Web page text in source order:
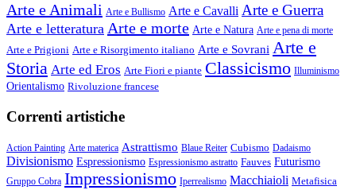
Arte e Animali Arte e Bullismo Arte e Cavalli Arte e Guerra
Arte e letteratura Arte e morte Arte e Natura Arte e pena di morte
Arte e Prigioni Arte e Risorgimento italiano Arte e Sovrani Arte e
Storia Arte ed Eros Arte Fiori e piante Classicismo Illuminismo
Orientalismo Rivoluzione francese
Correnti artistiche
Action Painting Arte materica Astrattismo Blaue Reiter Cubismo Dadaismo
Divisionismo Espressionismo Espressionismo astratto Fauves Futurismo
Gruppo Cobra Impressionismo Iperrealismo Macchiaioli Metafisica